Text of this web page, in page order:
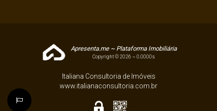
Apresenta.me ~ Plataforma Imobiliária
Copyright © 2026 ~ 0.0000s
Italiana Consultoria de Imóveis
www.italianaconsultoria.com.br